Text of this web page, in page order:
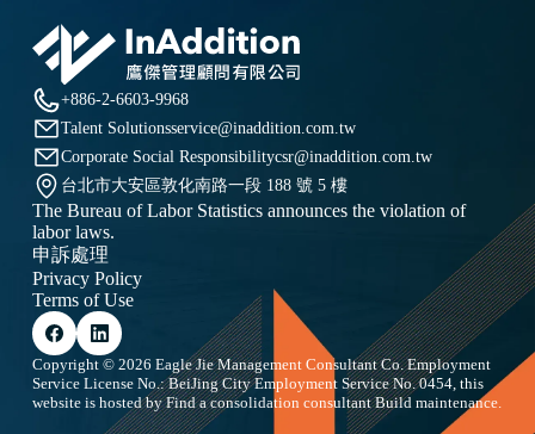
+886-2-6603-9968
Talent Solutionsservice@inaddition.com.tw
Corporate Social Responsibilitycsr@inaddition.com.tw
台北市大安區敦化南路一段 188 號 5 樓
The Bureau of Labor Statistics announces the violation of
labor laws.
申訴處理
Privacy Policy
Terms of Use
Copyright © 2026 Eagle Jie Management Consultant Co. Employment
Service License No.: BeiJing City Employment Service No. 0454, this
website is hosted byFind a consolidation consultantBuild maintenance.